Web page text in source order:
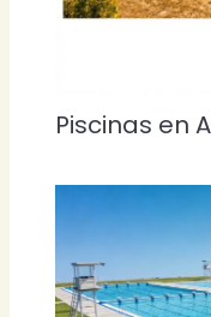
Piscinas en